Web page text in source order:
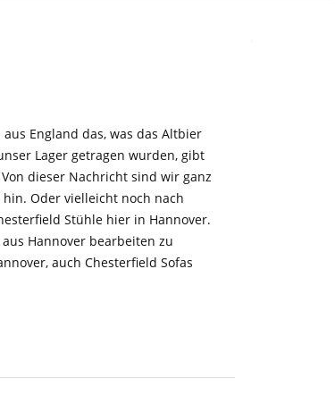
England das, was das Altbier
Lager getragen wurden, gibt
Von dieser Nachricht sind wir ganz
Oder vielleicht noch nach
Stühle hier in Hannover.
Hannover bearbeiten zu
auch Chesterfield Sofas